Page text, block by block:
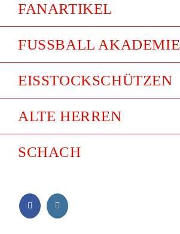
FANARTIKEL
FUSSBALL AKADEMIE
EISSTOCKSCHÜTZEN
ALTE HERREN
SCHACH